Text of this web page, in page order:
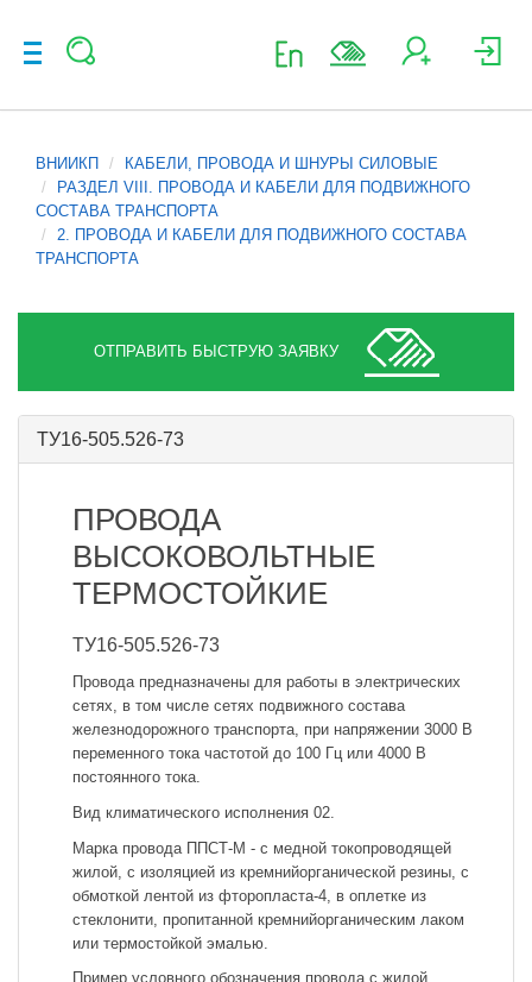
ВНИИКП
КАБЕЛИ, ПРОВОДА И ШНУРЫ СИЛОВЫЕ
РАЗДЕЛ VIII. ПРОВОДА И КАБЕЛИ ДЛЯ ПОДВИЖНОГО
СОСТАВА ТРАНСПОРТА
2. ПРОВОДА И КАБЕЛИ ДЛЯ ПОДВИЖНОГО СОСТАВА
ТРАНСПОРТА
ОТПРАВИТЬ БЫСТРУЮ ЗАЯВКУ
ТУ16-505.526-73
ПРОВОДА
ВЫСОКОВОЛЬТНЫЕ
ТЕРМОСТОЙКИЕ
ТУ16-505.526-73
Провода предназначены для работы в электрических
сетях, в том числе сетях подвижного состава
железнодорожного транспорта, при напряжении 3000 В
переменного тока частотой до 100 Гц или 4000 В
постоянного тока.
Вид климатического исполнения 02.
Марка провода ППСТ-М - с медной токопроводящей
жилой, с изоляцией из кремнийорганической резины, с
обмоткой лентой из фторопласта-4, в оплетке из
стеклонити, пропитанной кремнийорганическим лаком
или термостойкой эмалью.
Пример условного обозначения провода с жилой